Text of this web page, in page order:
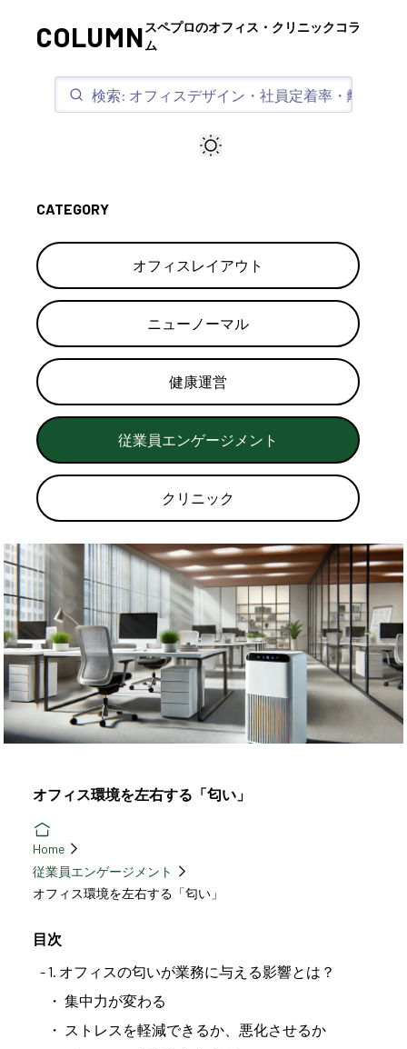
COLUMN スペプロのオフィス・クリニックコラ
ム
CATEGORY
オフィスレイアウト
ニューノーマル
健康運営
従業員エンゲージメント
クリニック
オフィス環境を左右する「匂い」
Home
従業員エンゲージメント
オフィス環境を左右する「匂い」
目次
1. オフィスの匂いが業務に与える影響とは？
集中力が変わる
ストレスを軽減できるか、悪化させるか